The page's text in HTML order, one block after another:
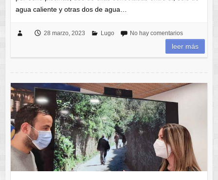
agua caliente y otras dos de agua…
28 marzo, 2023 Lugo No hay comentarios
leer más